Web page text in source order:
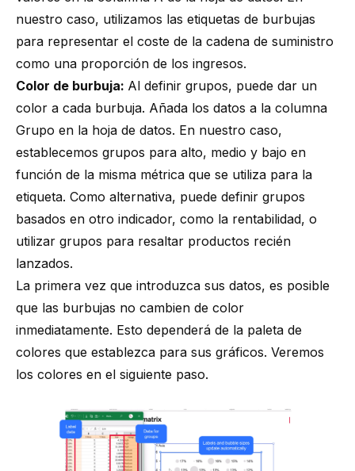
nuestro caso, utilizamos las etiquetas de burbujas
para representar el coste de la cadena de suministro
como una proporción de los ingresos.
Color de burbuja: Al definir grupos, puede dar un
color a cada burbuja. Añada los datos a la columna
Grupo en la hoja de datos. En nuestro caso,
establecemos grupos para alto, medio y bajo en
función de la misma métrica que se utiliza para la
etiqueta. Como alternativa, puede definir grupos
basados en otro indicador, como la rentabilidad, o
utilizar grupos para resaltar productos recién
lanzados.
La primera vez que introduzca sus datos, es posible
que las burbujas no cambien de color
inmediatamente. Esto dependerá de la paleta de
colores que establezca para sus gráficos. Veremos
los colores en el siguiente paso.